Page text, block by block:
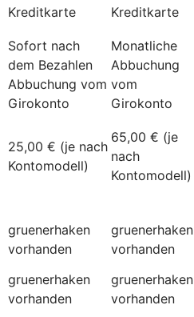
Kreditkarte Kreditkarte
Sofort nach
dem Bezahlen
Abbuchung vom
Girokonto
Monatliche
Abbuchung
vom
Girokonto
25,00 € (je nach
Kontomodell)
65,00 € (je
nach
Kontomodell)
gruenerhaken
vorhanden
gruenerhaken
vorhanden
gruenerhaken
vorhanden
gruenerhaken
vorhanden